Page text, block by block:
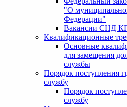
"О
Федерации"
Вакансии СНД
Квалификационные
Основные
для замещения
службы
Порядок поступления
службу
Порядок
службу